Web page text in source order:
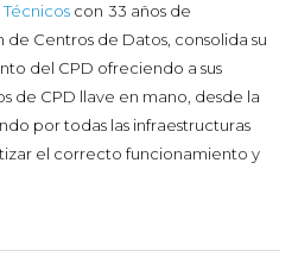
con 33 años de
Centros de Datos, consolida su
del CPD ofreciendo a sus
de CPD llave en mano, desde la
por todas las infraestructuras
el correcto funcionamiento y